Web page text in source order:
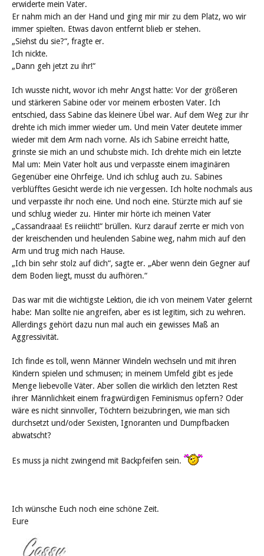
erwiderte mein Vater.
Er nahm mich an der Hand und ging mir mir zu dem Platz, wo wir
immer spielten. Etwas davon entfernt blieb er stehen.
„Siehst du sie?“, fragte er.
Ich nickte.
„Dann geh jetzt zu ihr!“
Ich wusste nicht, wovor ich mehr Angst hatte: Vor der größeren
und stärkeren Sabine oder vor meinem erbosten Vater. Ich
entschied, dass Sabine das kleinere Übel war. Auf dem Weg zur ihr
drehte ich mich immer wieder um. Und mein Vater deutete immer
wieder mit dem Arm nach vorne. Als ich Sabine erreicht hatte,
grinste sie mich an und schubste mich. Ich drehte mich ein letzte
Mal um: Mein Vater holt aus und verpasste einem imaginären
Gegenüber eine Ohrfeige. Und ich schlug auch zu. Sabines
verblüfftes Gesicht werde ich nie vergessen. Ich holte nochmals aus
und verpasste ihr noch eine. Und noch eine. Stürzte mich auf sie
und schlug wieder zu. Hinter mir hörte ich meinen Vater
„Cassandraaa! Es reiiicht!“ brüllen. Kurz darauf zerrte er mich von
der kreischenden und heulenden Sabine weg, nahm mich auf den
Arm und trug mich nach Hause.
„Ich bin sehr stolz auf dich“, sagte er. „Aber wenn dein Gegner auf
dem Boden liegt, musst du aufhören.“
Das war mit die wichtigste Lektion, die ich von meinem Vater gelernt
habe: Man sollte nie angreifen, aber es ist legitim, sich zu wehren.
Allerdings gehört dazu nun mal auch ein gewisses Maß an
Aggressivität.
Ich finde es toll, wenn Männer Windeln wechseln und mit ihren
Kindern spielen und schmusen; in meinem Umfeld gibt es jede
Menge liebevolle Väter. Aber sollen die wirklich den letzten Rest
ihrer Männlichkeit einem fragwürdigen Feminismus opfern? Oder
wäre es nicht sinnvoller, Töchtern beizubringen, wie man sich
durchsetzt und/oder Sexisten, Ignoranten und Dumpfbacken
abwatscht?
Es muss ja nicht zwingend mit Backpfeifen sein.
Ich wünsche Euch noch eine schöne Zeit.
Eure